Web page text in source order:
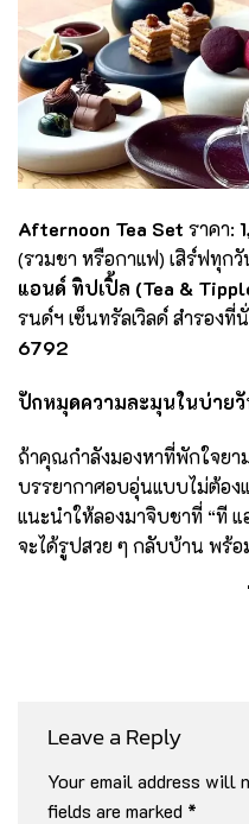
Afternoon Tea Set ราคา:
(รวมชา หรือกาแฟ) เสิร์ฟทุกวั
แอนด์ ทิปเปิ้ล (Tea &
รนด์ฯ เซ็นทรัลเวิลด์ สำรองที่
6792
ปักหมุดความละมุนในบ่ายวั
ถ้าคุณกำลังมองหาที่พักใจยา
บรรยากาศอบอุ่นแบบไม่ต้อง
แนะนำให้ลองมาจิบชาที่ “ที
จะได้รูปสวย ๆ กลับบ้าน พร้อ
Leave a Reply
Your email address will
fields are marked *